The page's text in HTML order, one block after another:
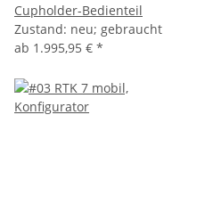
Cupholder-Bedienteil
Zustand: neu; gebraucht
ab 1.995,95 € *